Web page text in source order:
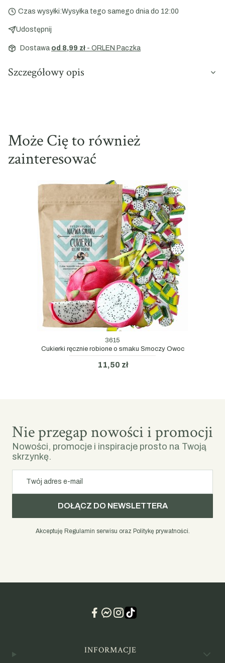
Czas wysyłki:Wysyłka tego samego dnia do 12:00
Udostępnij
Dostawa od 8,99 zł - ORLEN Paczka
Szczegółowy opis
Może Cię to również
zainteresować
3615
Cukierki ręcznie robione o smaku Smoczy Owoc
11,50 zł
Nie przegap nowości i promocji
Nowości, promocje i inspiracje prosto na Twoją
skrzynkę.
Twój adres e-mail
DOŁĄCZ DO NEWSLETTERA
Akceptuję Regulamin serwisu oraz Politykę prywatności.
Linki w stopceINFORMACJE